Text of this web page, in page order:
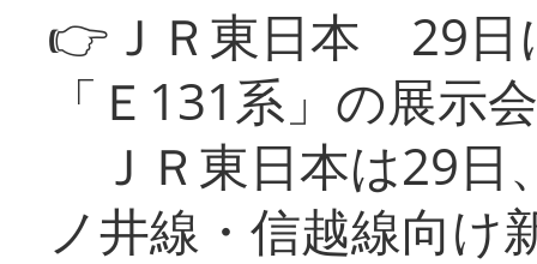
👉ＪＲ東日本 29日
「Ｅ131系」の展示会
ＪＲ東日本は29日
ノ井線・信越線向け